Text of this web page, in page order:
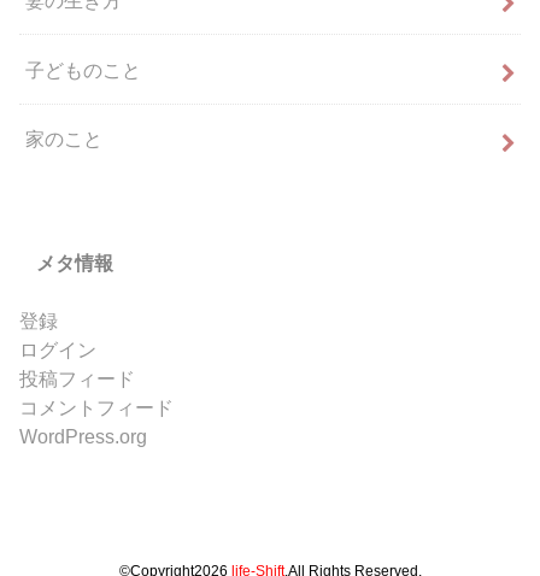
子どものこと
家のこと
メタ情報
登録
ログイン
投稿フィード
コメントフィード
WordPress.org
©Copyright2026 life-Shift.All Rights Reserved.